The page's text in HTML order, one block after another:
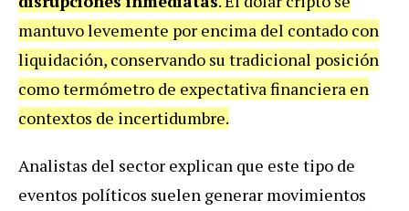
mantuvo levemente por encima del contado con
liquidación, conservando su tradicional posición
como termómetro de expectativa financiera en
contextos de incertidumbre.
Analistas del sector explican que este tipo de
eventos políticos suelen generar movimientos